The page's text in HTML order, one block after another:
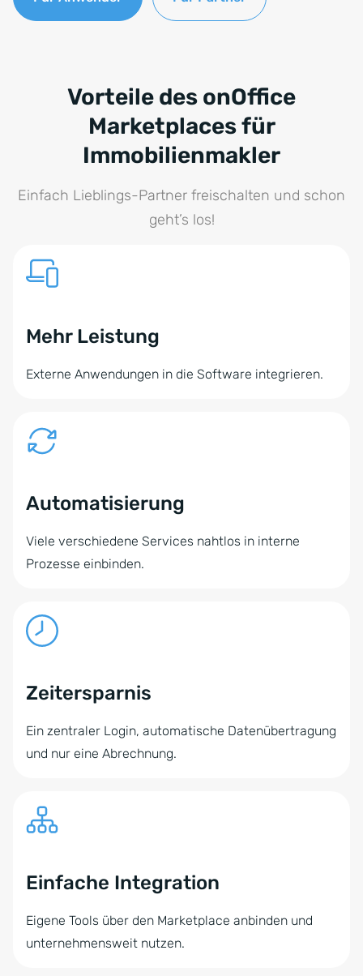
Vorteile des onOffice
Marketplaces für
Immobilienmakler
Einfach Lieblings-Partner freischalten und schon
geht’s los!
Mehr Leistung
Externe Anwendungen in die Software integrieren.
Automatisierung
Viele verschiedene Services nahtlos in interne
Prozesse einbinden.
Zeitersparnis
Ein zentraler Login, automatische Datenübertragung
und nur eine Abrechnung.
Einfache Integration
Eigene Tools über den Marketplace anbinden und
unternehmensweit nutzen.